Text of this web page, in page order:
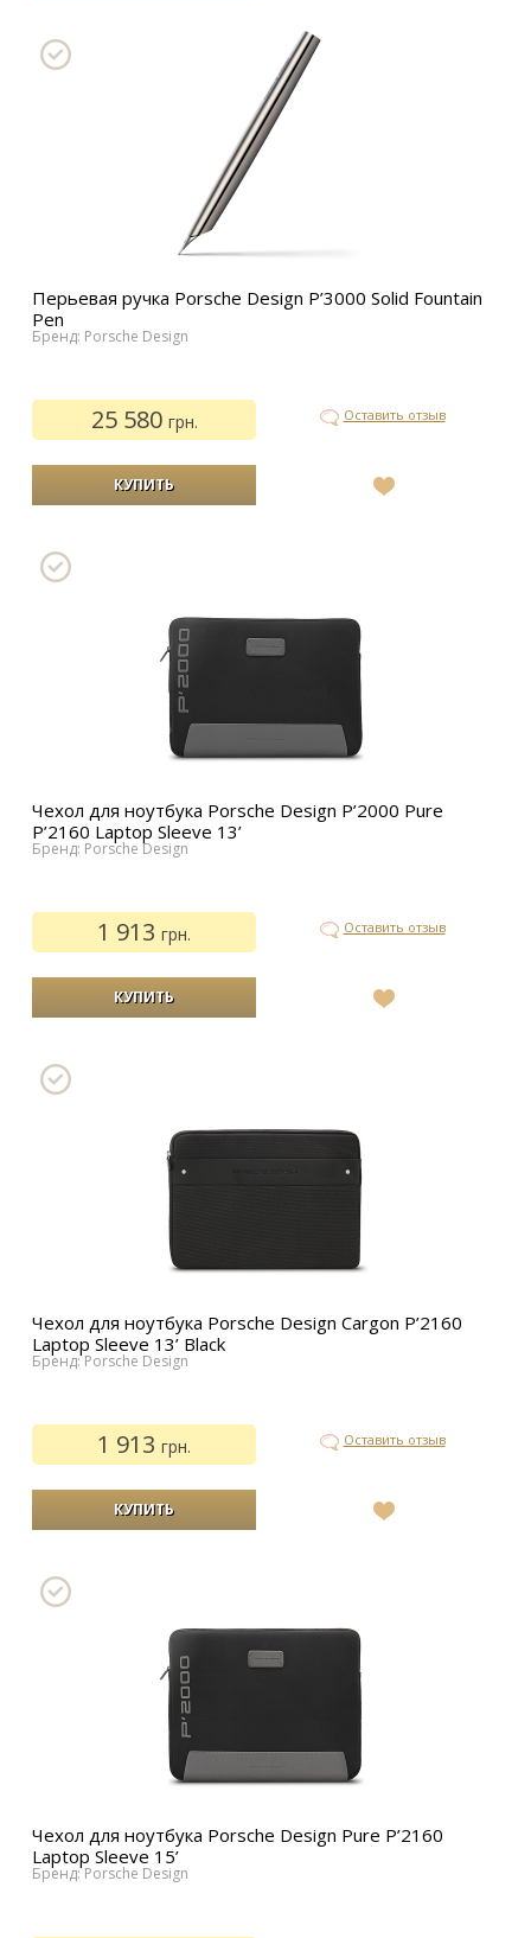
Перьевая ручка Porsche Design P’3000 Solid Fountain
Pen
Бренд: Porsche Design
25 580 грн. Оставить отзыв
Чехол для ноутбука Porsche Design P’2000 Pure
P’2160 Laptop Sleeve 13’
Бренд: Porsche Design
1 913грн. Оставить отзыв
Чехол для ноутбука Porsche Design Cargon P’2160
Laptop Sleeve 13’ Black
Бренд: Porsche Design
1 913грн. Оставить отзыв
Чехол для ноутбука Porsche Design Pure P’2160
Laptop Sleeve 15’
Бренд: Porsche Design